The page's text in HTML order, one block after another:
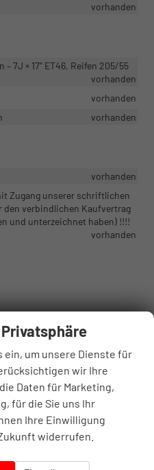
vorhanden
7J × 17" ET46, Reifen 205/55
vorhanden
vorhanden
vorhanden
vorhanden
Zugang unserer schriftlichen
den verbindlichen Kaufvertrag
und unterzeichnet haben) !!!!
vorhanden
unter dem
auf beiden Seiten,
(Cargo) im Kofferraum, *nicht
Sitze!!!
1.766,– €
Head up Display,
Sprachsteuerung (nicht mit
(nur mit
Funktion,
ein, um unsere Dienste für
wir Ihre
Daten für Marketing,
für die Sie uns Ihr
Ihre Einwilligung
widerrufen.